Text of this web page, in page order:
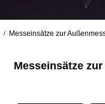
/ Messeinsätze zur
Messeinsätze